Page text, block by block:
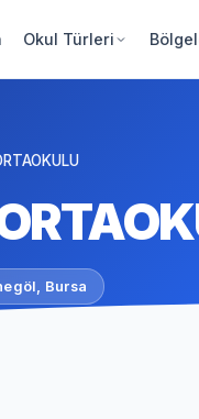
Okul Türleri
Bursa